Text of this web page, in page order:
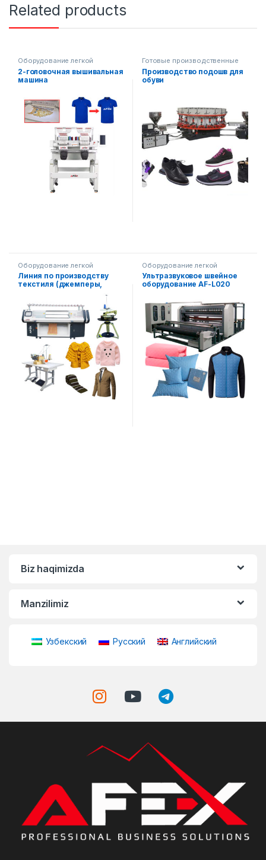
Related products
Оборудование легкой
промышленности
2-головочная вышивальная
машина
Готовые производственные
линии Другое оборудование
Оборудование легкой
промышленности
Производство подошв для
обуви
Оборудование легкой
промышленности
оборудование
Линия по производству
текстиля (джемперы,
пальто, детская одежда и
Оборудование легкой
промышленности Ткацкое
оборудование
Ультразвуковое швейное
оборудование AF-L020
Biz haqimizda
Manzilimiz
Узбекский Русский Английский